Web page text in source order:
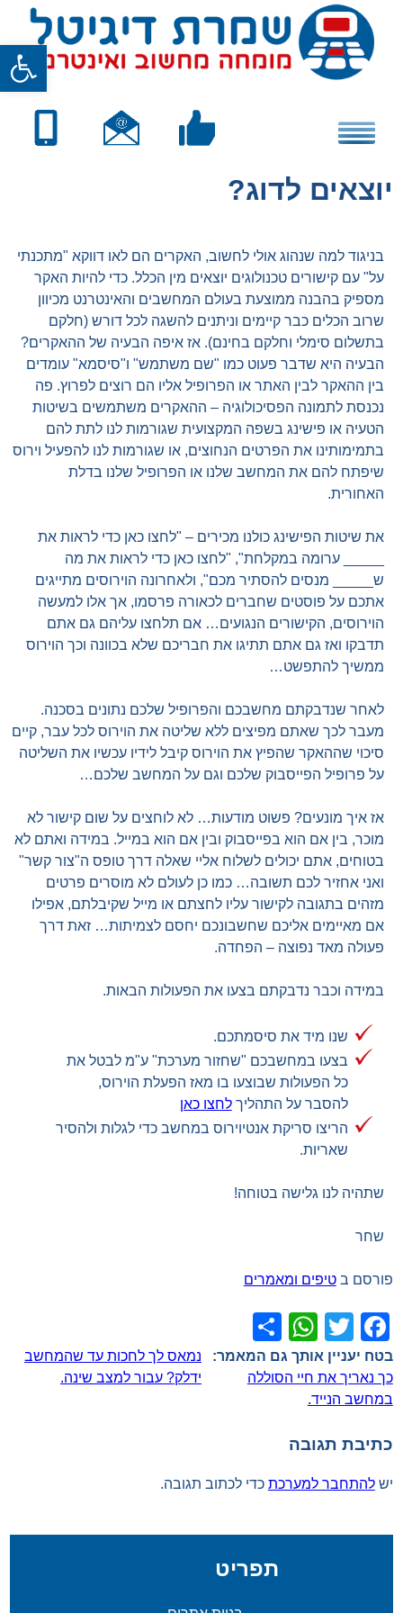
content
יוצאים לדוג?
בניגוד למה שנהוג אולי לחשוב, האקרים הם לאו דווקא "מתכנתי
על" עם קישורים טכנולוגים יוצאים מין הכלל. כדי להיות האקר
מספיק בהבנה ממוצעת בעולם המחשבים והאינטרנט מכיוון
שרוב הכלים כבר קיימים וניתנים להשגה לכל דורש (חלקם
בתשלום סימלי וחלקם בחינם). אז איפה הבעיה של ההאקרים?
הבעיה היא שדבר פעוט כמו "שם משתמש" ו"סיסמא" עומדים
בין ההאקר לבין האתר או הפרופיל אליו הם רוצים לפרוץ. פה
נכנסת לתמונה הפסיכולוגיה – ההאקרים משתמשים בשיטות
הטעיה או פישינג בשפה המקצועית שגורמות לנו לתת להם
בתמימותינו את הפרטים הנחוצים, או שגורמות לנו להפעיל וירוס
שיפתח להם את המחשב שלנו או הפרופיל שלנו בדלת
האחורית.
את שיטות הפישינג כולנו מכירים – "לחצו כאן כדי לראות את
_____ ערומה במקלחת", "לחצו כאן כדי לראות את מה
ש_____ מנסים להסתיר מכם", ולאחרונה הוירוסים מתייגים
אתכם על פוסטים שחברים לכאורה פרסמו, אך אלו למעשה
הוירוסים, הקישורים הנגועים… אם תלחצו עליהם גם אתם
תדבקו ואז גם אתם תתיגו את חבריכם שלא בכוונה וכך הוירוס
ממשיך להתפשט…
לאחר שנדבקתם מחשבכם והפרופיל שלכם נתונים בסכנה.
מעבר לכך שאתם מפיצים ללא שליטה את הוירוס לכל עבר, קיים
סיכוי שההאקר שהפיץ את הוירוס קיבל לידיו עכשיו את השליטה
על פרופיל הפייסבוק שלכם וגם על המחשב שלכם…
אז איך מונעים? פשוט מודעות… לא לוחצים על שום קישור לא
מוכר, בין אם הוא בפייסבוק ובין אם הוא במייל. במידה ואתם לא
בטוחים, אתם יכולים לשלוח אליי שאלה דרך טופס ה"צור קשר"
ואני אחזיר לכם תשובה… כמו כן לעולם לא מוסרים פרטים
מזהים בתגובה לקישור עליו לחצתם או מייל שקיבלתם, אפילו
אם מאיימים אליכם שחשבונכם יחסם לצמיתות… זאת דרך
פעולה מאד נפוצה – הפחדה.
במידה וכבר נדבקתם בצעו את הפעולות הבאות.
שנו מיד את סיסמתכם.
בצעו במחשבכם "שחזור מערכת" ע"מ לבטל את
כל הפעולות שבוצעו בו מאז הפעלת הוירוס,
להסבר על התהליךלחצו כאן
הריצו סריקת אנטיוירוס במחשב כדי לגלות ולהסיר
שאריות.
שתהיה לנו גלישה בטוחה!
שחר
פורסם בטיפים ומאמרים
Facebook
Twitter
WhatsApp
ניווט
כך נאריך את חיי הסוללה
במחשב הנייד.
נמאס לך לחכות עד שהמחשב
ידלק? עבור למצב שינה.
כתיבת תגובה
ישלהתחבר למערכת כדי לכתוב תגובה.
תפריט
פתח